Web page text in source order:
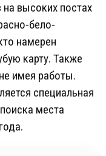
высоких постах
бело-
намерен
карту. Также
имея работы.
специальная
места